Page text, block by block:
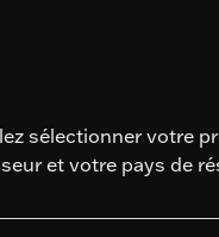
sélectionner votre
et votre pays de
Funds